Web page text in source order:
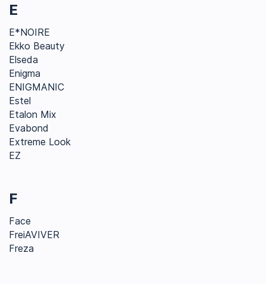
E
E*NOIRE
Ekko Beauty
Elseda
Enigma
ENIGMANIC
Estel
Etalon Mix
Evabond
Extreme Look
EZ
F
Face
FreiAVIVER
Freza